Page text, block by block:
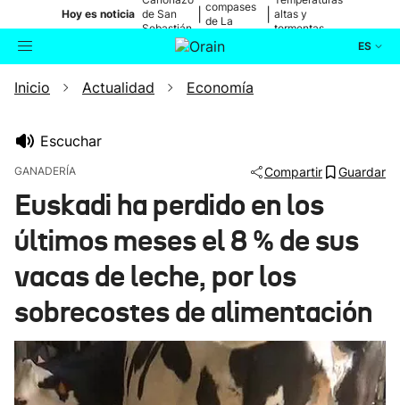
Hoy es noticia de San
Sebastián
compases
de La
altas y
tormentas
ES
Buscador Actualidad
Ikusmiran
Eguraldia
Inicio Actualidad Economía
Escuchar
GANADERÍA Compartir Guardar
Euskadi ha perdido en los
últimos meses el 8 % de sus
vacas de leche, por los
sobrecostes de alimentación